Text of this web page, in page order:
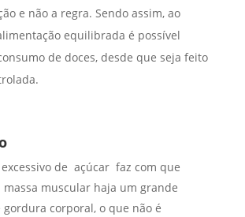
e não a regra. Sendo assim, ao
equilibrada é possível
de doces, desde que seja feito
de açúcar faz com que
massa muscular haja um grande
corporal, o que não é